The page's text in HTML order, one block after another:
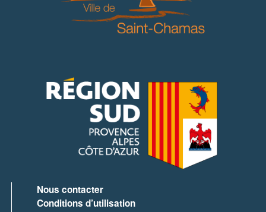
Nous contacter
Conditions d’utilisation